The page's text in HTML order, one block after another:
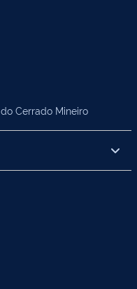
Cerrado Mineiro